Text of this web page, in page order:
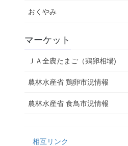
おくやみ
マーケット
ＪＡ全農たまご（鶏卵相場)
農林水産省 鶏卵市況情報
農林水産省 食鳥市況情報
相互リンク